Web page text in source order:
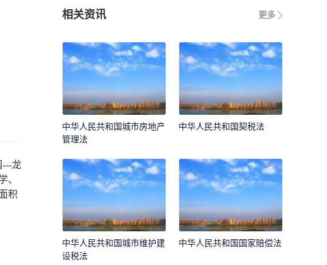
龙
、
积
更多
相关资讯
中华人民共和国城市房地产
管理法
中华人民共和国契税法
中华人民共和国城市维护建
设税法
中华人民共和国国家赔偿法